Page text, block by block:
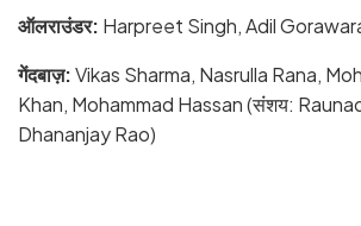
ऑलराउंडर: Harpreet Singh, Adil
गेंदबाज़:Vikas Sharma, Nasrulla Rana,
Khan, Mohammad Hassan (संंशय:
Dhananjay Rao)